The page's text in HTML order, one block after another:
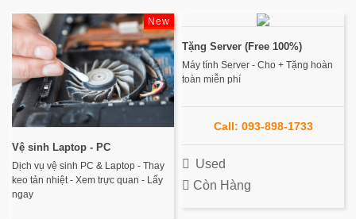
Vệ sinh Laptop - PC
Dịch vụ vệ sinh PC & Laptop - Thay
keo tản nhiệt - Xem trực quan - Lấy
ngay
New
Tặng Server (Free 100%)
Máy tính Server - Cho + Tặng hoàn
toàn miễn phí
Call: 093-898-1733
Used
Còn Hàng